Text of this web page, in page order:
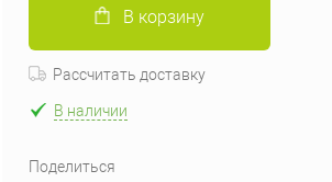
В корзину
Рассчитать доставку
В наличии
Поделиться